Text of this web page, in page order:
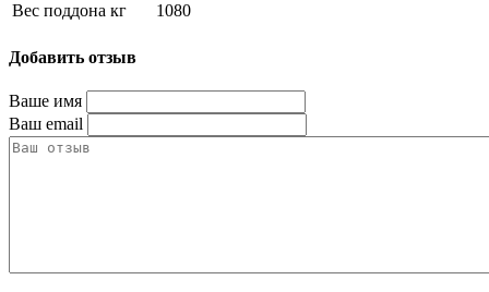
Вес поддона кг
1080
Добавить отзыв
Ваше имя
Ваш email